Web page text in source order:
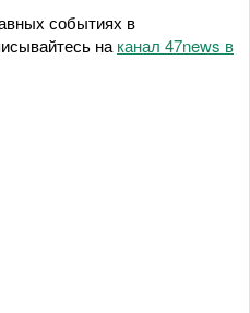
событиях в
на канал 47news в